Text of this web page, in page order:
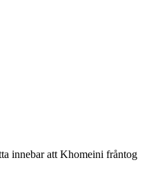
innebar att Khomeini fråntog